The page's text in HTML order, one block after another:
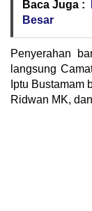
Baca Juga :
Besar
Penyerahan
langsung
Iptu Bustamam
Ridwan MK,